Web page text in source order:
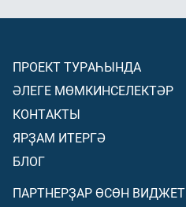
ПРОЕКТ ТУРАҺЫНДА
ӘЛЕГЕ МӨМКИНСЕЛЕКТӘР
КОНТАКТЫ
ЯРҘАМ ИТЕРГӘ
БЛОГ
ПАРТНЕРҘАР ӨСӨН ВИДЖЕТ